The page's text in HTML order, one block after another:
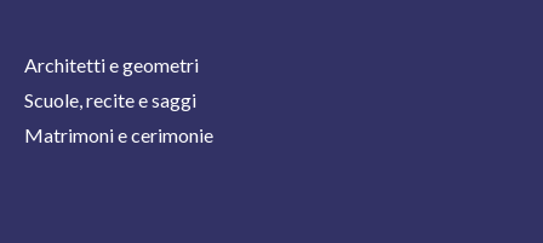
Architetti e geometri
Scuole, recite e saggi
Matrimoni e cerimonie